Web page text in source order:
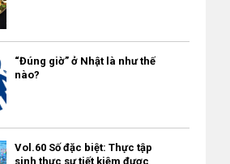
“Đúng giờ” ở Nhật là như thế
nào?
Vol.60 Số đặc biệt: Thực tập
sinh thực sự tiết kiệm được